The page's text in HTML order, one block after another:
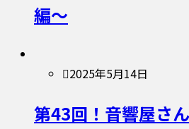
編〜
2025年5月14日
第43回！音響屋さ